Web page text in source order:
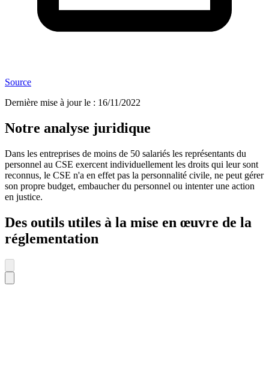
Source
Dernière mise à jour le : 16/11/2022
Notre analyse juridique
Dans les entreprises de moins de 50 salariés les représentants du
personnel au CSE exercent individuellement les droits qui leur sont
reconnus, le CSE n'a en effet pas la personnalité civile, ne peut gérer
son propre budget, embaucher du personnel ou intenter une action
en justice.
Des outils utiles à la mise en œuvre de la
réglementation